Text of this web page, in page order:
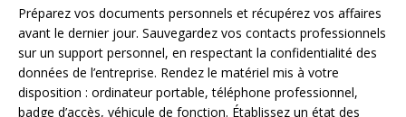
Préparez vos documents personnels et récupérez vos affaires
avant le dernier jour. Sauvegardez vos contacts professionnels
sur un support personnel, en respectant la confidentialité des
données de l’entreprise. Rendez le matériel mis à votre
disposition : ordinateur portable, téléphone professionnel,
badge d’accès, véhicule de fonction. Établissez un état des